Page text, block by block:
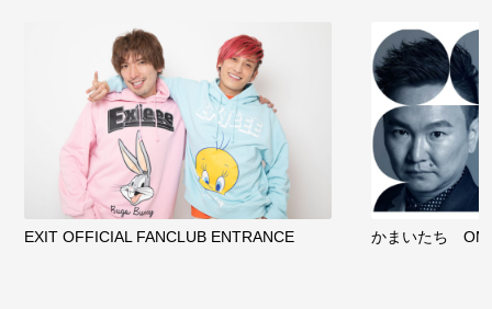
EXIT OFFICIAL FANCLUB ENTRANCE かまいたち